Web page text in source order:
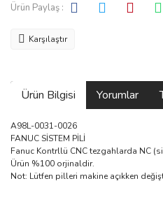
Ürün Paylaş :
Karşılaştır
Ürün Bilgisi Yorumlar
A98L-0031-0026
FANUC SİSTEM PİLİ
Fanuc Kontrllü CNC tezgahlarda NC
Ürün %100 orjinaldir.
Not: Lütfen pilleri makine açıkken